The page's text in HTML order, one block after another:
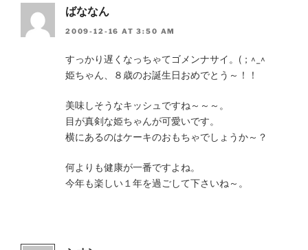
ばななん
2009-12-16 AT 3:50 AM
すっかり遅くなっちゃてゴメンナサイ。(；^_^
姫ちゃん、８歳のお誕生日おめでとう～！！
美味しそうなキッシュですね～～～。
目が真剣な姫ちゃんが可愛いです。
横にあるのはケーキのおもちゃでしょうか～？
何よりも健康が一番ですよね。
今年も楽しい１年を過ごして下さいね～。